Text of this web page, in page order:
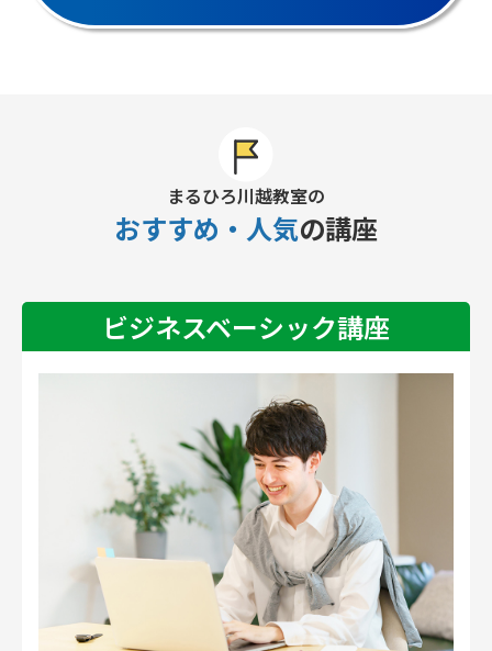
まるひろ川越教室の
おすすめ・人気の講座
ビジネスベーシック講座